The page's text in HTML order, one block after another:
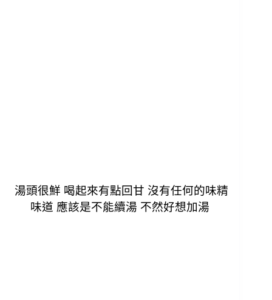
湯頭很鮮 喝起來有點回甘 沒有任何的味精
味道 應該是不能續湯 不然好想加湯